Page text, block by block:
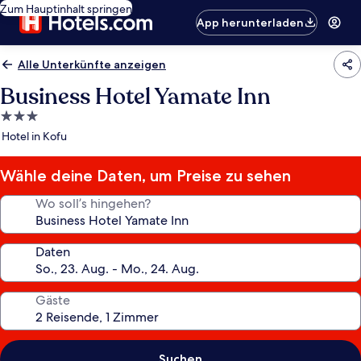
Zum Hauptinhalt springen
App herunterladen
Alle Unterkünfte anzeigen
Business Hotel Yamate Inn
3.0-
Sterne-
Hotel in Kofu
Wähle deine Daten, um Preise zu sehen
Wo soll’s hingehen?
Daten
Gäste